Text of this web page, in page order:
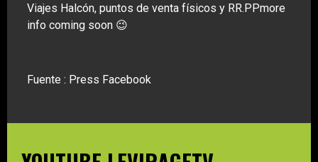
Viajes Halcón, puntos de venta físicos y RR.PPmore
info coming soon 😉
Fuente : Press Facebook